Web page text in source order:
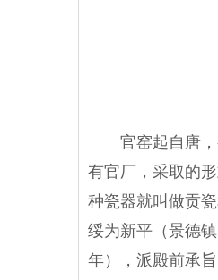
官窑起自唐，
有官厂，采取的
种瓷器就叫做贡
绥为新平（景德
年），派殿前承